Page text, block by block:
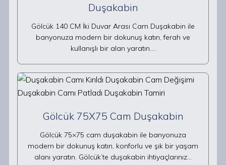
Duşakabin
Gölcük 140 CM İki Duvar Arası Cam Duşakabin ile
banyonuza modern bir dokunuş katın, ferah ve
kullanışlı bir alan yaratın.…
Gölcük 75X75 Cam Duşakabin
Gölcük 75×75 cam duşakabin ile banyonuza
modern bir dokunuş katın, konforlu ve şık bir yaşam
alanı yaratın. Gölcük’te duşakabin ihtiyaçlarınız…